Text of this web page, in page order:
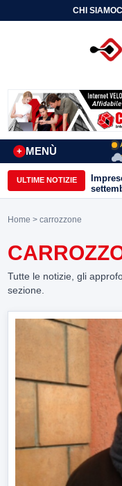
CHI SIAMO
MENÙ
+
ULTIME NOTIZIE
e
Home > carrozzone
Tutte le notizie, gli
sezione.